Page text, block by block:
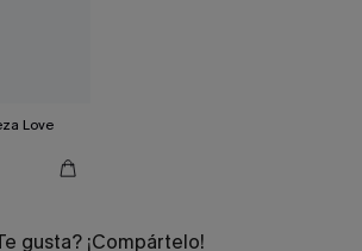
Love
gusta? ¡Compártelo!